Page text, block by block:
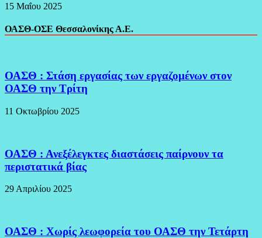
15 Μαΐου 2025
ΟΑΣΘ-ΟΣΕ Θεσσαλονίκης Α.Ε.
ΟΑΣΘ : Στάση εργασίας των εργαζομένων στον
ΟΑΣΘ την Τρίτη
11 Οκτωβρίου 2025
ΟΑΣΘ : Ανεξέλεγκτες διαστάσεις παίρνουν τα
περιστατικά βίας
29 Απριλίου 2025
ΟΑΣΘ : Χωρίς λεωφορεία του ΟΑΣΘ την Τετάρτη